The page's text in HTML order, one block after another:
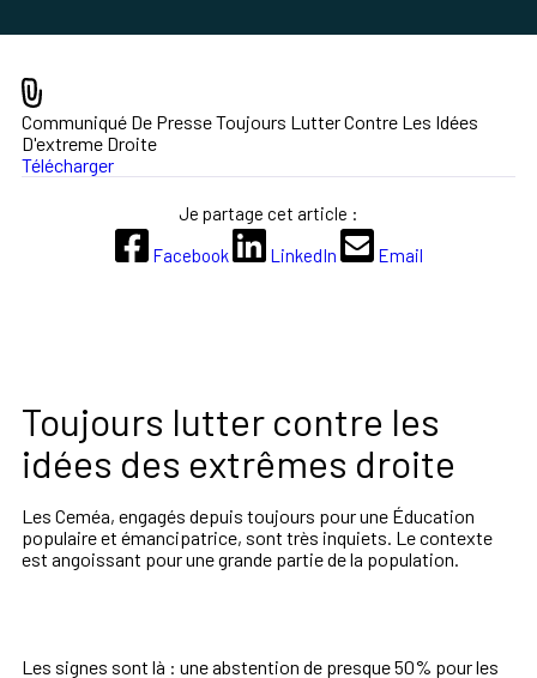
Toujours lutter contre les
idées des extrêmes droite
Les Ceméa, engagés depuis toujours pour une Éducation
populaire et émancipatrice, sont très inquiets. Le contexte
est angoissant pour une grande partie de la population.
Les signes sont là : une abstention de presque 50% pour les
Communiqué De Presse Toujours Lutter Contre Les Idées
D'extreme Droite
Télécharger
Je partage cet article :
Facebook
LinkedIn Email